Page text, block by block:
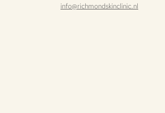
info@richmondskinclinic.nl